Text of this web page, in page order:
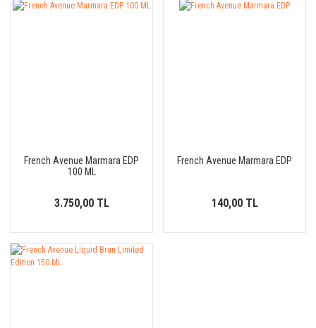
French Avenue Marmara EDP
100 ML
3.750,00 TL
French Avenue Marmara EDP
140,00 TL